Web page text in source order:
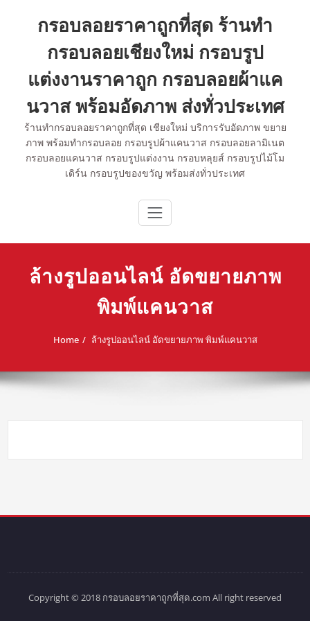
กรอบลอยราคาถูกที่สุด ร้านทำ
กรอบลอยเชียงใหม่ กรอบรูป
แต่งงานราคาถูก กรอบลอยผ้าแค
นวาส พร้อมอัดภาพ ส่งทั่วประเทศ
ร้านทำกรอบลอยราคาถูกที่สุด เชียงใหม่ บริการรับอัดภาพ ขยาย
ภาพ พร้อมทำกรอบลอย กรอบรูปผ้าแคนวาส กรอบลอยลามิเนต
กรอบลอยแคนวาส กรอบรูปแต่งงาน กรอบหลุยส์ กรอบรูปไม้โม
เดิร์น กรอบรูปของขวัญ พร้อมส่งทั่วประเทศ
ล้างรูปออนไลน์ อัดขยายภาพ
พิมพ์แคนวาส
Home ล้างรูปออนไลน์ อัดขยายภาพ พิมพ์แคนวาส
Copyright © 2018 กรอบลอยราคาถูกที่สุด.com All right reserved